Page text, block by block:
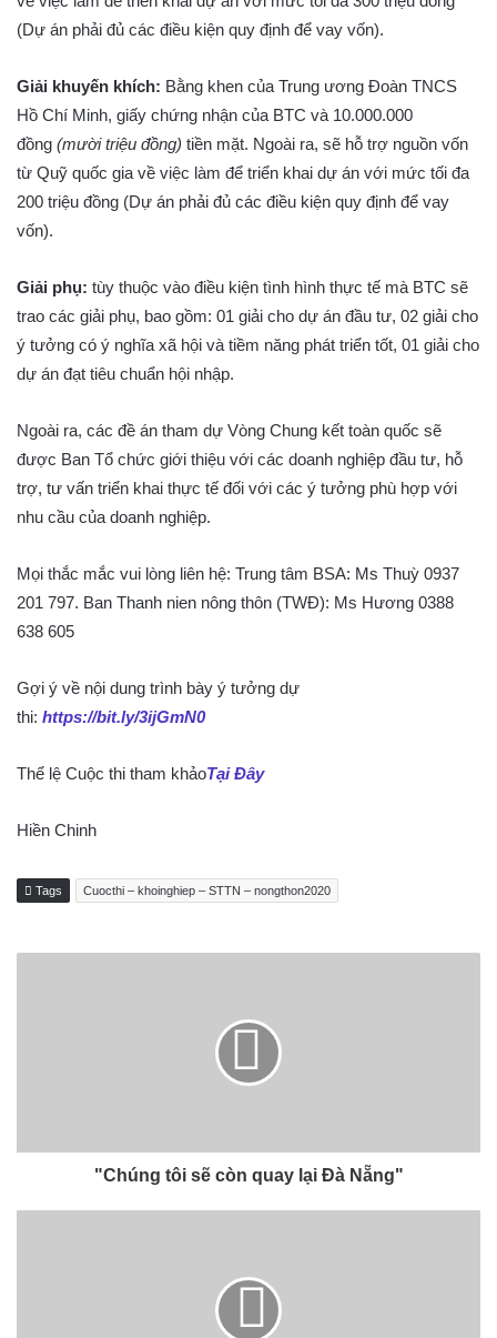
(Dự án phải đủ các điều kiện quy định để vay vốn).
Giải khuyến khích: Bằng khen của Trung ương Đoàn TNCS
Hồ Chí Minh, giấy chứng nhận của BTC và 10.000.000
đồng (mười triệu đồng) tiền mặt. Ngoài ra, sẽ hỗ trợ nguồn vốn
từ Quỹ quốc gia về việc làm để triển khai dự án với mức tối đa
200 triệu đồng (Dự án phải đủ các điều kiện quy định để vay
vốn).
Giải phụ: tùy thuộc vào điều kiện tình hình thực tế mà BTC sẽ
trao các giải phụ, bao gồm: 01 giải cho dự án đầu tư, 02 giải cho
ý tưởng có ý nghĩa xã hội và tiềm năng phát triển tốt, 01 giải cho
dự án đạt tiêu chuẩn hội nhập.
Ngoài ra, các đề án tham dự Vòng Chung kết toàn quốc sẽ
được Ban Tổ chức giới thiệu với các doanh nghiệp đầu tư, hỗ
trợ, tư vấn triển khai thực tế đối với các ý tưởng phù hợp với
nhu cầu của doanh nghiệp.
Mọi thắc mắc vui lòng liên hệ: Trung tâm BSA: Ms Thuỳ 0937
201 797. Ban Thanh nien nông thôn (TWĐ): Ms Hương 0388
638 605
Gợi ý về nội dung trình bày ý tưởng dự
thi: https://bit.ly/3ijGmN0
Thể lệ Cuộc thi tham khảoTại Đây
Hiền Chinh
Tags Cuocthi – khoinghiep – STTN – nongthon2020
"Chúng tôi sẽ còn quay lại Đà Nẵng"